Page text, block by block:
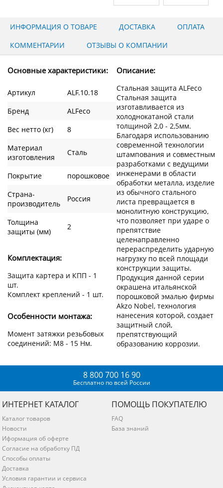
ИНФОРМАЦИЯ О ТОВАРЕ ДОСТАВКА
ОПЛАТА
КОММЕНТАРИИ
ОТЗЫВЫ О КОМПАНИИ
Основные характеристики:
Артикул
ALF.10.18
Бренд
ALFeco
Вес нетто (кг)
8
Материал
изготовления
Сталь
Покрытие
порошковое
Страна-
производитель
Россия
Толщина
защиты (мм)
2
Комплектация:
Защита картера и КПП - 1
шт.
Комплект креплений - 1 шт.
Особенности монтажа:
Момент затяжки резьбовых
соединений: М8 - 15 Нм.
Описание:
Стальная защита ALFeco
Стальная защита
изготавливается из
холоднокатаной стали
толщиной 2,0 - 2,5мм.
Благодаря использованию
современной технологии
штампования и совместным
разработками с ведущими
инженерами в области
обработки металла, изделие
из обычного стального
листа превращается в
монолитную конструкцию,
что позволяет при ударе о
препятствие
целенаправленно
перераспределить ударную
нагрузку по всей площади
конструкции защиты.
Продукция данной серии
окрашена итальянской
порошковой эмалью фирмы
Akzo Nobel, технология
нанесения которой, создает
защитный слой,
препятствующий
образованию коррозии.
8 800 700 16 90
Бесплатно по всей России
ИНТЕРНЕТ КАТАЛОГ
Каталог товаров
Новости
Иформация об оферте
Согласие на обработку ПД
Способы оплаты
Доставка
Условия гарантии и сервиса
ПОМОЩЬ ПОКУПАТЕЛЮ
FAQ
База знаний